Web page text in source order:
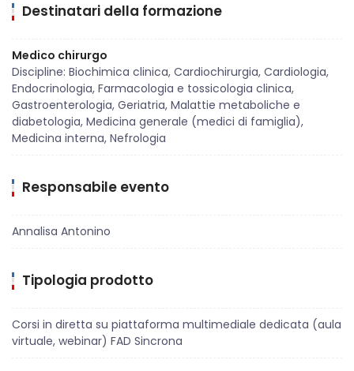
Destinatari della formazione
Medico chirurgo
Discipline: Biochimica clinica, Cardiochirurgia, Cardiologia,
Endocrinologia, Farmacologia e tossicologia clinica,
Gastroenterologia, Geriatria, Malattie metaboliche e
diabetologia, Medicina generale (medici di famiglia),
Medicina interna, Nefrologia
Responsabile evento
Annalisa Antonino
Tipologia prodotto
Corsi in diretta su piattaforma multimediale dedicata (aula
virtuale, webinar) FAD Sincrona